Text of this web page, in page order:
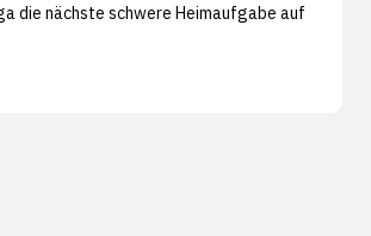
die nächste schwere Heimaufgabe auf